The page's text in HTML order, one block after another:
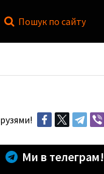
Пошук по сайту
Ми в телеграм!